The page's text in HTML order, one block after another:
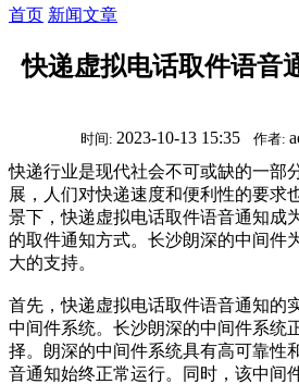
首页 新闻文章
快递虚拟电话取件语音
时间: 2023-10-13 15:35 作者:
快递行业是现代社会不可或缺的一部
展，人们对快递速度和便利性的要求
景下，快递虚拟电话取件语音通知成
的取件通知方式。长沙朗深的中间件
大的支持。
首先，快递虚拟电话取件语音通知的
中间件系统。长沙朗深的中间件系统
择。朗深的中间件系统具有高可靠性
音通知始终正常运行。同时，该中间